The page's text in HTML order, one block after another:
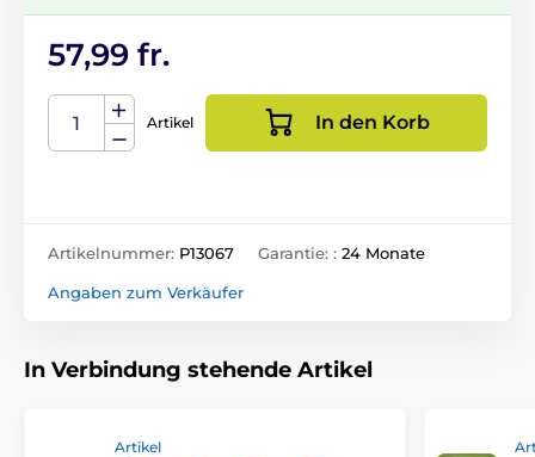
57,99 fr.
Artikel In den Korb
Artikelnummer: P13067 Garantie: : 24 Monate
Angaben zum Verkäufer
In Verbindung stehende Artikel
Artikel